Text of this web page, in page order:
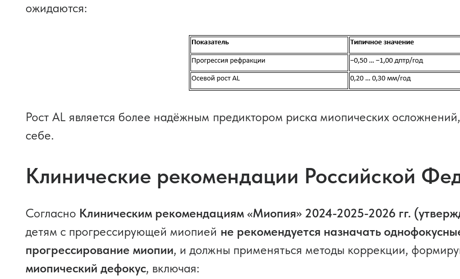
ожидаются:
Рост AL является более надёжным предиктором риска миопических
себе.
Клинические рекомендации Российской
Согласно Клиническим рекомендациям «Миопия» 2024-2025-2026 гг.
детям с прогрессирующей миопией не рекомендуется назначать
прогрессирование миопии, и должны применяться методы коррекции,
миопический дефокус, включая: